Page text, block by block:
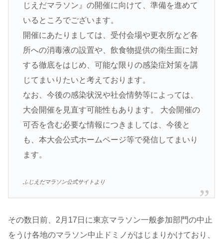
じえだマラソン』の開催に向けて、準備を進めて
いるところでございます。
開催にあたりましては、受付会場や更衣所など各
所への消毒液の設置や、飲食物提供の衛生面に対
する徹底をはじめ、可能な限りの感染症対策を講
じてまいりたいと考えております。
なお、今後の感染状況や社会情勢等によっては、
大会開催を見直す可能性もあります。 大会開催の
可否を含む必要な情報につきましては、今後と
も、本大会公式ホームページ等で発信してまいり
ます。
ふじえだマラソン公式サイトより
その数日前、2月17日に東京マラソン一般参加部門の中止
をうけ各地のマラソン中止ドミノがはじまりかけており、